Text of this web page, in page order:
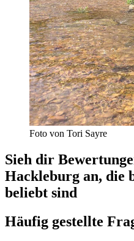
Foto von Tori Sayre
Sieh dir
Hackleburg an, die
beliebt sind
Häufig gestellte